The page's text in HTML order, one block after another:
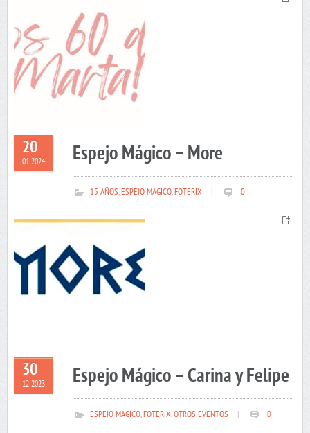
20
01 2024 Espejo Mágico – More
15 AÑOS,ESPEJO MAGICO,FOTERIX 0
30
12 2023 Espejo Mágico – Carina y Felipe
ESPEJO MAGICO,FOTERIX,OTROS EVENTOS 0